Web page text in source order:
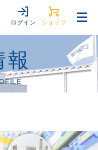
ログイン ショップ